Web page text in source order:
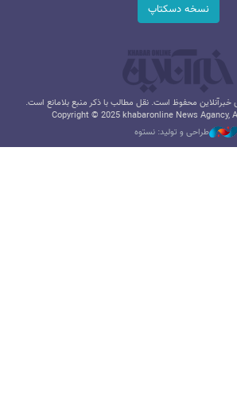
نسخه دسکتاپ
محفوظ است. نقل مطالب با ذکر منبع بلامانع است.
Copyright © 2025 khabaronline News Agancy,
طراحی و تولید: نستوه